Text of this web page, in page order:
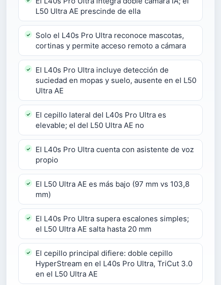
L50 Ultra AE prescinde de ella
Solo el L40s Pro Ultra reconoce mascotas,
cortinas y permite acceso remoto a cámara
El L40s Pro Ultra incluye detección de
suciedad en mopas y suelo, ausente en el L50
Ultra AE
El cepillo lateral del L40s Pro Ultra es
elevable; el del L50 Ultra AE no
El L40s Pro Ultra cuenta con asistente de voz
propio
El L50 Ultra AE es más bajo (97 mm vs 103,8
mm)
El L40s Pro Ultra supera escalones simples;
el L50 Ultra AE salta hasta 20 mm
El cepillo principal difiere: doble cepillo
HyperStream en el L40s Pro Ultra, TriCut 3.0
en el L50 Ultra AE